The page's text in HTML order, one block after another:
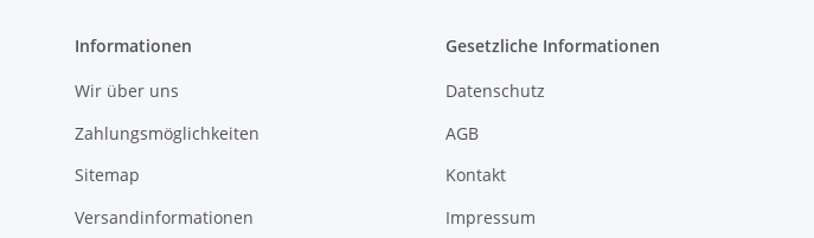
Informationen
Wir über uns
Zahlungsmöglichkeiten
Sitemap
Versandinformationen
Gesetzliche Informationen
Datenschutz
AGB
Kontakt
Impressum